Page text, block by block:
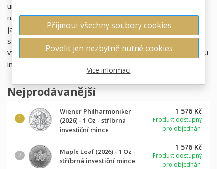
unce slouží jako standard na globálním trhu. V naší nabídce
najdete české stříbrné mince i světově uznávané klasiky,
jako jsou stříbrná mince Wiener Philharmoniker 1 oz a
stříbrná mince Maple Leaf 1 oz. Každá stříbrná mince je
vyrobena z ryzího kovu a představuje kvalitní a dlouhodobou
investici.
Nejprodávanější
Wiener Philharmoniker
(2026) - 1 Oz - stříbrná
investiční mince
1 576 Kč
Produkt dostupný
pro objednání
Maple Leaf (2026) - 1 Oz -
stříbrná investiční mince
1 576 Kč
Produkt dostupný
pro objednání
Přijmout všechny soubory cookies
Povolit jen nezbytně nutné cookies
Více informací